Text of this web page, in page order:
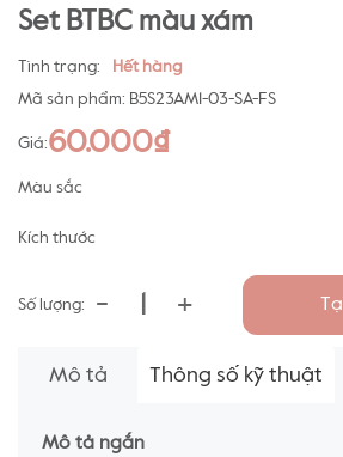
Set BTBC màu xám
Tình trạng:
Hết hàng
Mã sản phẩm: B5S23AM1-03-SA-FS
Giá:60.000₫
Màu sắc
Kích thước
Số lượng: - +
Mô tả Thông số kỹ thuật
Mô tả ngắn